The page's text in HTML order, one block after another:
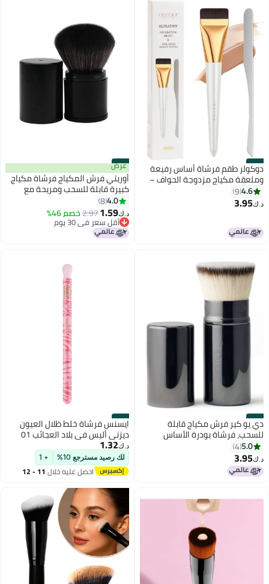
#27
دوكولر طقم فرشاة أساس رفيعة
وملعقة مكياج مزدوجة الحواف –
أدوات احترافية خالية من الخطوط
4.6
9
د.ك‏3.95
#28
عرض
أوريتي فرش المكياج فرشاة مكياج
كبيرة قابلة للسحب ومريحة مع
غطاء للبودرة وأحمر الخدود - أسود
4.0
8
د.ك‏1.59
2.97خصم 46%
أقل سعر في 30 يوم
أقل سعر في 30 يوم
#29
دي يو كير فرش مكياج قابلة
للسحب، فرشاة بودرة الأساس
كابوكي للسفر، فرشاة كريم أساس
سائل محمولة للوجه مع غطاء لمزج
مستحضرات التجميل السائلة أو
البرونزر أو الكريمية أو البودرة
5.0
4
د.ك‏3.95
#30
ايسنس فرشاة خلط ظلال العيون
ديزني أليس في بلاد العجائب 01
د.ك‏1.32
لك رصيد مسترجع 10% + 1
احصل عليه خلال 11 - 12